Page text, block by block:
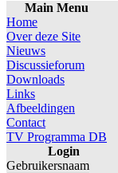
Main Menu
Home
Over deze Site
Nieuws
Discussieforum
Downloads
Links
Afbeeldingen
Contact
TV Programma DB
Login
Gebruikersnaam